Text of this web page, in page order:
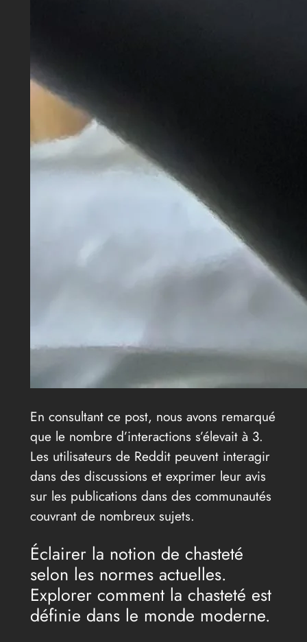
En consultant ce post, nous avons remarqué
que le nombre d’interactions s’élevait à 3.
Les utilisateurs de Reddit peuvent interagir
dans des discussions et exprimer leur avis
sur les publications dans des communautés
couvrant de nombreux sujets.
Éclairer la notion de chasteté
selon les normes actuelles.
Explorer comment la chasteté est
définie dans le monde moderne.